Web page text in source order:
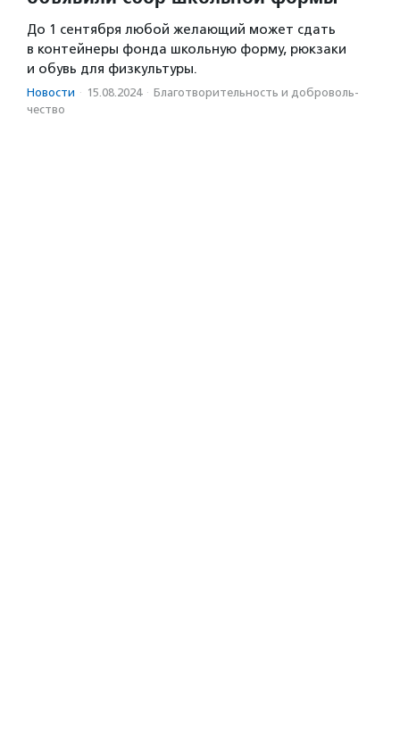
До 1 сентября любой желающий может сдать
в контейнеры фонда школьную форму, рюкзаки
и обувь для физкультуры.
Новости · 15.08.2024 · Благотвори­тель­ность и доброволь­
чест­во